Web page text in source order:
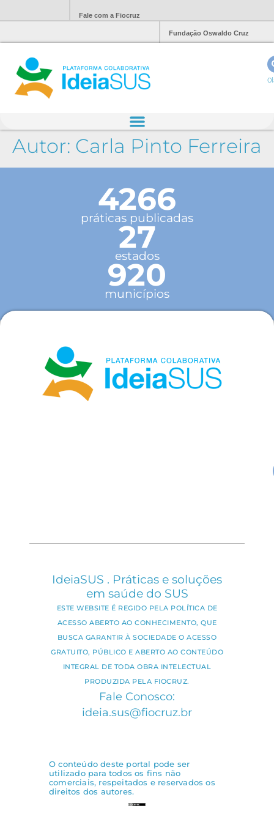
Fale com a Fiocruz
Fundação Oswaldo Cruz
Autor: Carla Pinto Ferreira
4266
práticas publicadas
27
estados
920
municípios
IdeiaSUS . Práticas e soluções
em saúde do SUS
ESTE WEBSITE É REGIDO PELA POLÍTICA DE
ACESSO ABERTO AO CONHECIMENTO, QUE
BUSCA GARANTIR À SOCIEDADE O ACESSO
GRATUITO, PÚBLICO E ABERTO AO CONTEÚDO
INTEGRAL DE TODA OBRA INTELECTUAL
PRODUZIDA PELA FIOCRUZ.
Fale Conosco:
ideia.sus@fiocruz.br
O conteúdo deste portal pode ser
utilizado para todos os fins não
comerciais, respeitados e reservados os
direitos dos autores.